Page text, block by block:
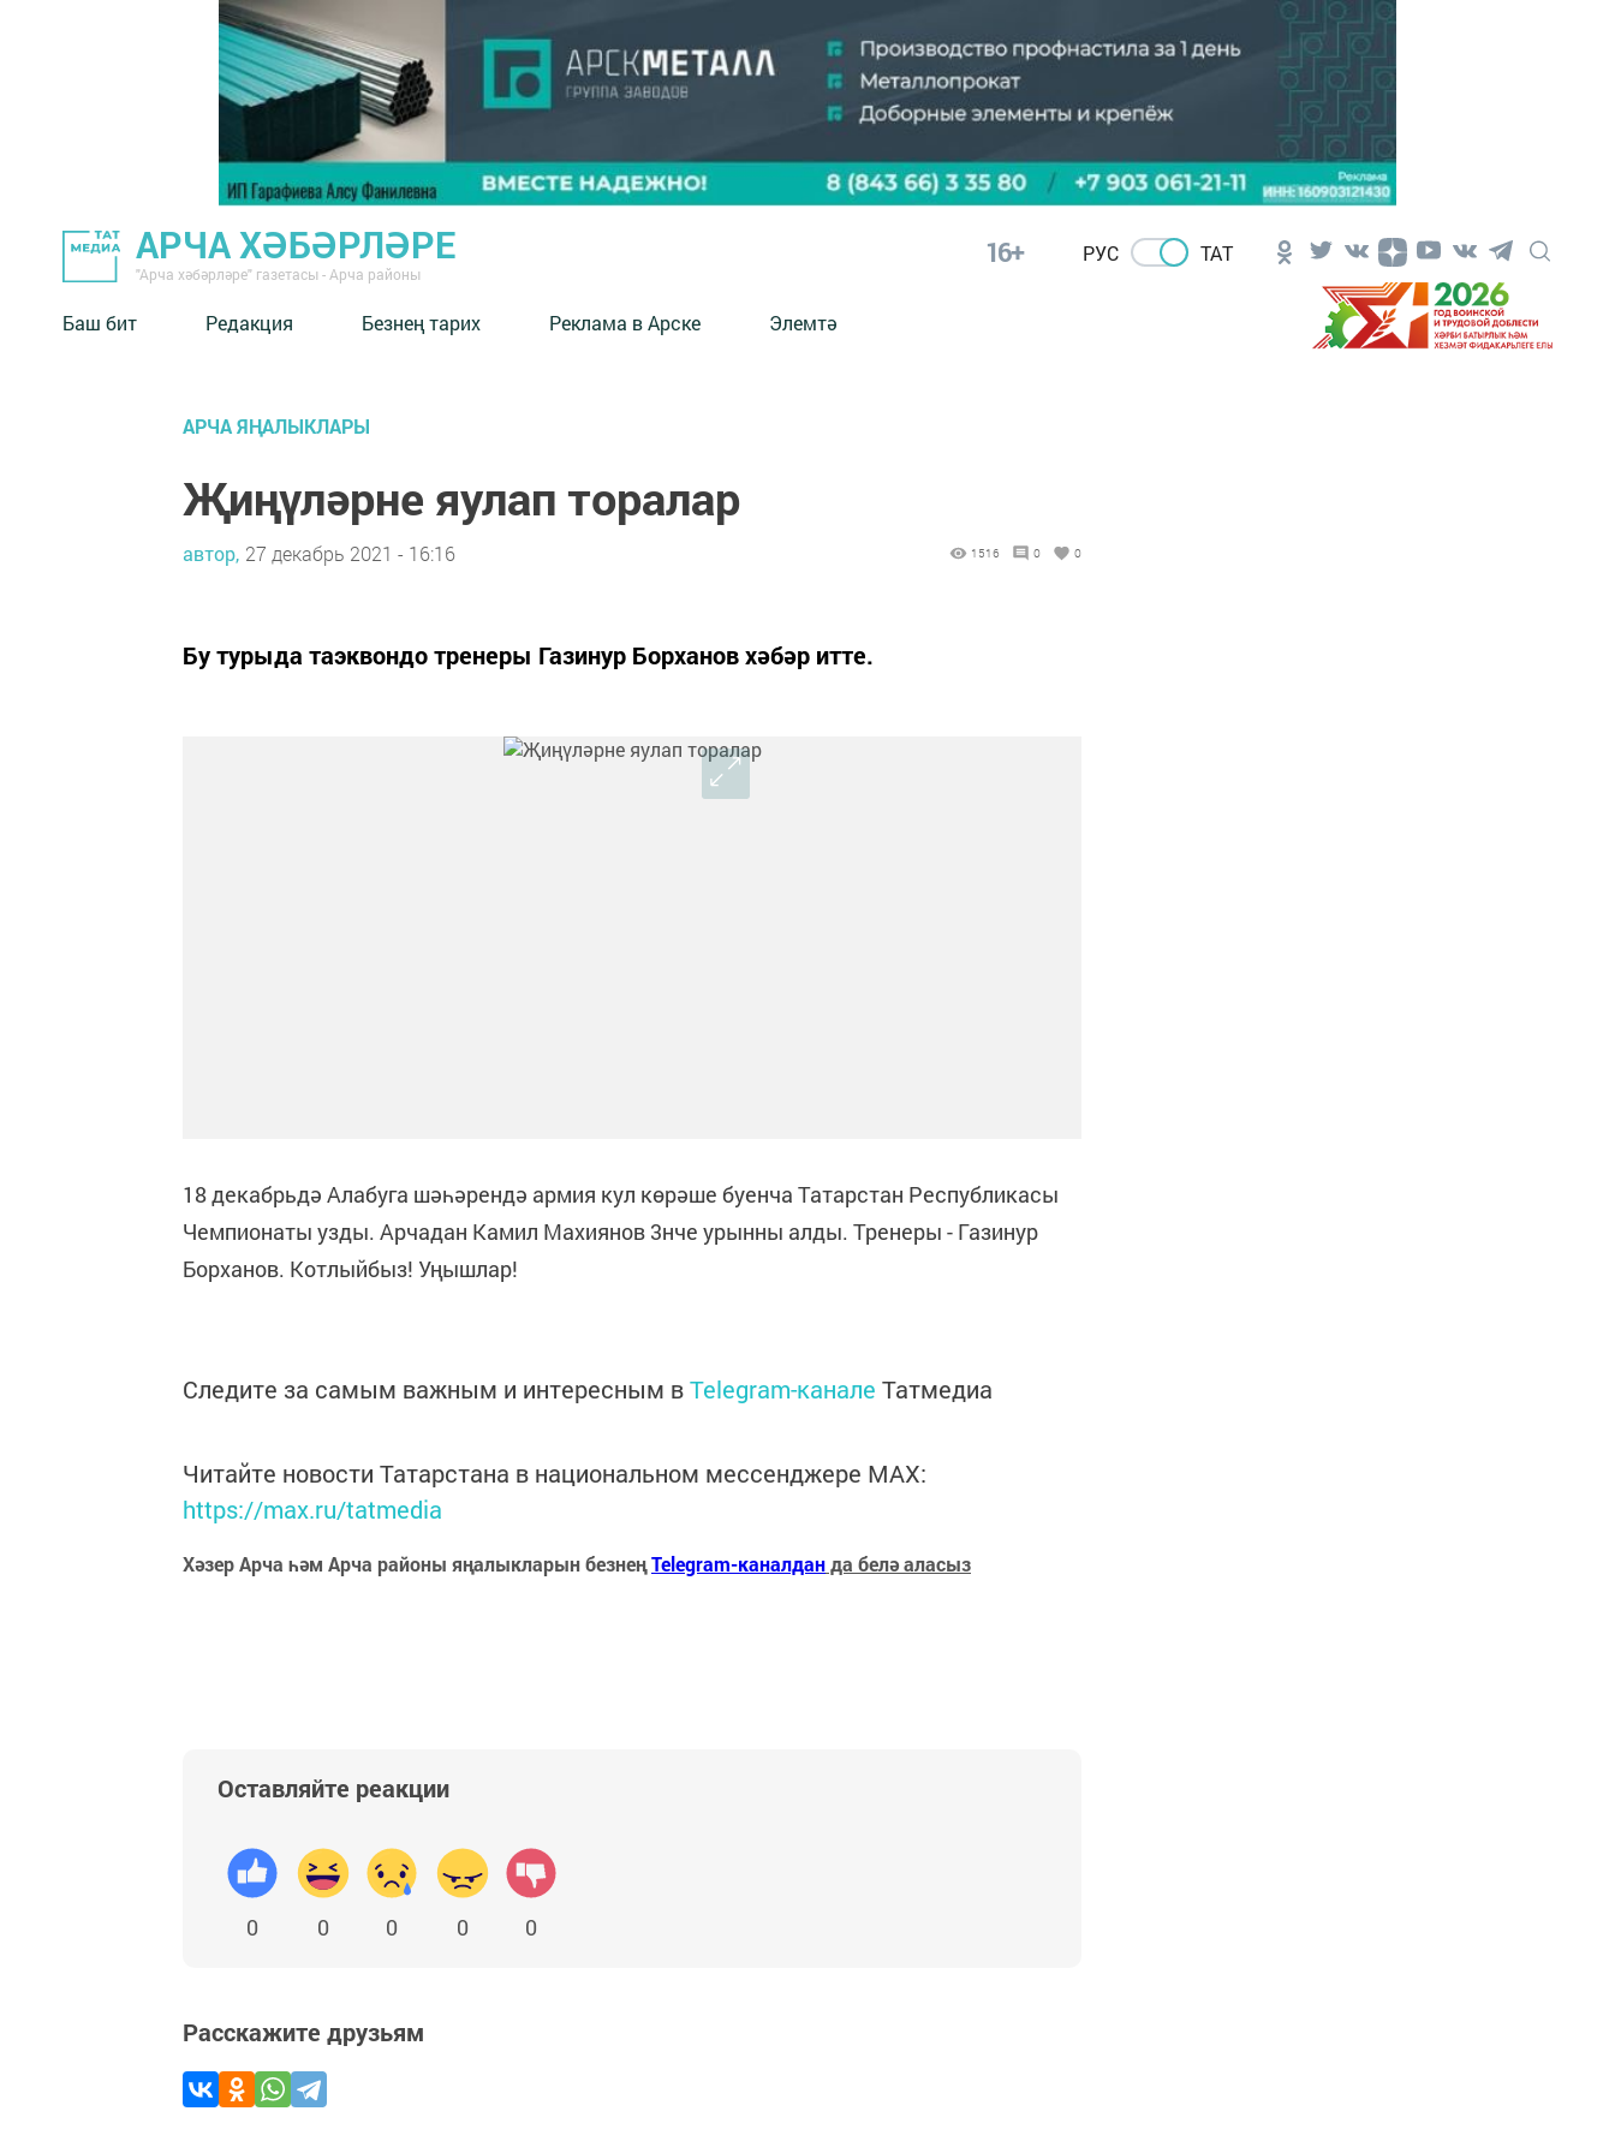
АРЧА ХӘБӘРЛӘРЕ
"Арча хәбәрләре" газетасы - Арча районы
16+ РУС ТАТ
Баш бит Редакция Безнең тарих Реклама в Арске Элемтә
АРЧА ЯҢАЛЫКЛАРЫ
Җиңүләрне яулап торалар
автор, 27 декабрь 2021 - 16:16 1516 0 0
Бу турыда таэквондо тренеры Газинур Борханов хәбәр итте.
18 декабрьдә Алабуга шәһәрендә армия кул көрәше буенча Татарстан Республикасы
Чемпионаты узды. Арчадан Камил Махиянов 3нче урынны алды. Тренеры - Газинур
Борханов. Котлыйбыз! Уңышлар!
Следите за самым важным и интересным вTelegram-канале Татмедиа
Читайте новости Татарстана в национальном мессенджере MАХ:
https://max.ru/tatmedia
Хәзер Арча һәм Арча районы яңалыкларын безнеңTelegram-каналданда белә аласыз
Оставляйте реакции
0 0 0 0 0
Расскажите друзьям